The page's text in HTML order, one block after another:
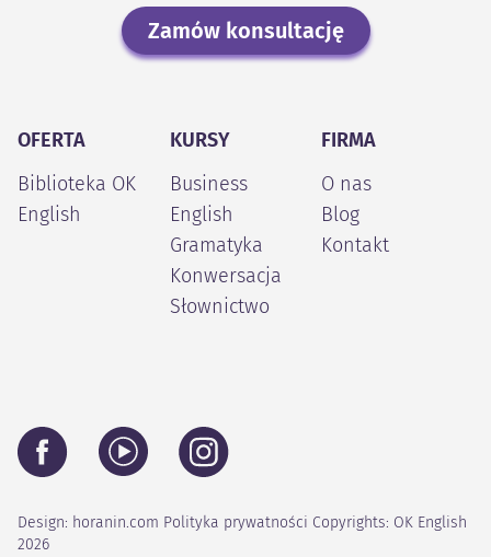
Zamów konsultację
OFERTA
Biblioteka OK
English
KURSY
Business
English
Gramatyka
Konwersacja
Słownictwo
FIRMA
O nas
Blog
Kontakt
Design: horanin.com Polityka prywatności Copyrights: OK English
2026